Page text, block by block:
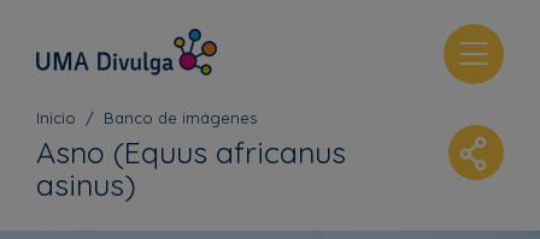
T
o
g
l
n
Inicio Banco de imágenes
Asno (Equus africanus
asinus)